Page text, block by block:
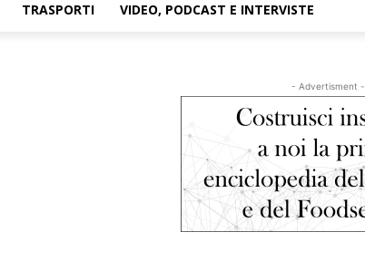
TRASPORTI VIDEO, PODCAST E INTERVISTE
- Advertisment -